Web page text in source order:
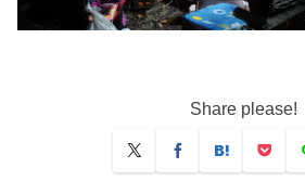
Share please!